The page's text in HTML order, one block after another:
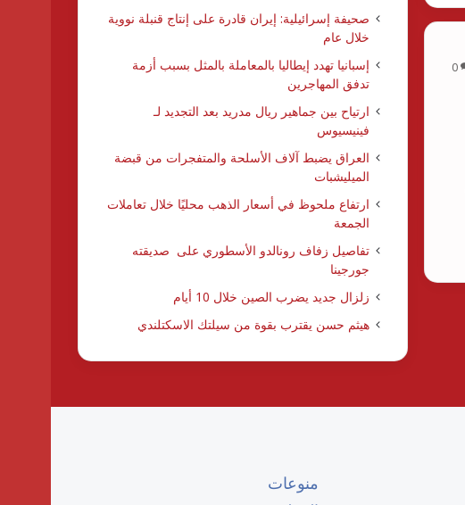
0
صحيفة إسرائيلية: إيران قادرة على إنتاج قنبلة نووية
خلال عام
إسبانيا تهدد إيطاليا بالمعاملة بالمثل بسبب أزمة
تدفق المهاجرين
ارتياح بين جماهير ريال مدريد بعد التجديد لـ
فينيسيوس
العراق يضبط آلاف الأسلحة والمتفجرات من قبضة
الميليشبات
ارتفاع ملحوظ في أسعار الذهب محليًا خلال تعاملات
الجمعة
تفاصيل زفاف رونالدو الأسطوري على صديقته
جورجينا
زلزال جديد يضرب الصين خلال 10 أيام
هيثم حسن يقترب بقوة من سيلتك الاسكتلندي
منوعات